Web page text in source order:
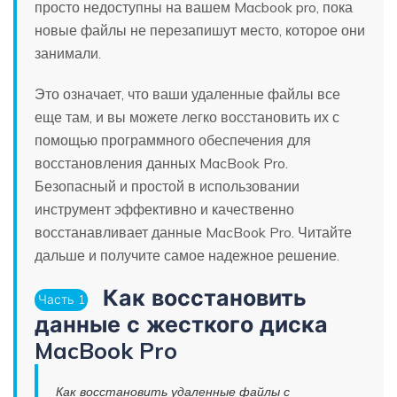
просто недоступны на вашем Macbook pro, пока
новые файлы не перезапишут место, которое они
занимали.
Это означает, что ваши удаленные файлы все
еще там, и вы можете легко восстановить их с
помощью программного обеспечения для
восстановления данных MacBook Pro.
Безопасный и простой в использовании
инструмент эффективно и качественно
восстанавливает данные MacBook Pro. Читайте
дальше и получите самое надежное решение.
Часть 1
Как восстановить
данные с жесткого диска
MacBook Pro
Как восстановить удаленные файлы с